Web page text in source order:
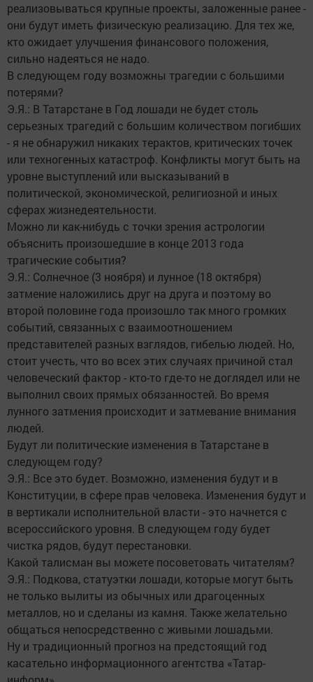
реализовываться крупные проекты, заложенные ранее -
они будут иметь физическую реализацию. Для тех же,
кто ожидает улучшения финансового положения,
сильно надеяться не надо.
В следующем году возможны трагедии с большими
потерями?
Э.Я.: В Татарстане в Год лошади не будет столь
серьезных трагедий с большим количеством погибших
- я не обнаружил никаких терактов, критических точек
или техногенных катастроф. Конфликты могут быть на
уровне выступлений или высказываний в
политической, экономической, религиозной и иных
сферах жизнедеятельности.
Можно ли как-нибудь с точки зрения астрологии
объяснить произошедшие в конце 2013 года
трагические события?
Э.Я.: Солнечное (3 ноября) и лунное (18 октября)
затмение наложились друг на друга и поэтому во
второй половине года произошло так много громких
событий, связанных с взаимоотношением
представителей разных взглядов, гибелью людей. Но,
стоит учесть, что во всех этих случаях причиной стал
человеческий фактор - кто-то где-то не доглядел или не
выполнил своих прямых обязанностей. Во время
лунного затмения происходит и затмевание внимания
людей.
Будут ли политические изменения в Татарстане в
следующем году?
Э.Я.: Все это будет. Возможно, изменения будут и в
Конституции, в сфере прав человека. Изменения будут и
в вертикали исполнительной власти - это начнется с
всероссийского уровня. В следующем году будет
чистка рядов, будут перестановки.
Какой талисман вы можете посоветовать читателям?
Э.Я.: Подкова, статуэтки лошади, которые могут быть
не только вылиты из обычных или драгоценных
металлов, но и сделаны из камня. Также желательно
общаться непосредственно с живыми лошадьми.
Ну и традиционный прогноз на предстоящий год
касательно информационного агентства «Татар-